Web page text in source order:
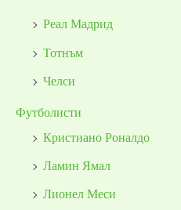
Реал Мадрид
Тотнъм
Челси
Футболисти
Кристиано Роналдо
Ламин Ямал
Лионел Меси